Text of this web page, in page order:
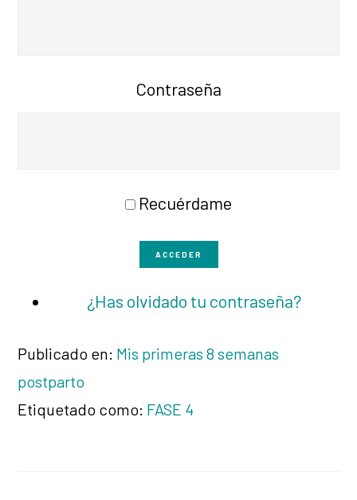
Contraseña
Recuérdame
ACCEDER
¿Has olvidado tu contraseña?
Publicado en: Mis primeras 8 semanas
postparto
Etiquetado como: FASE 4